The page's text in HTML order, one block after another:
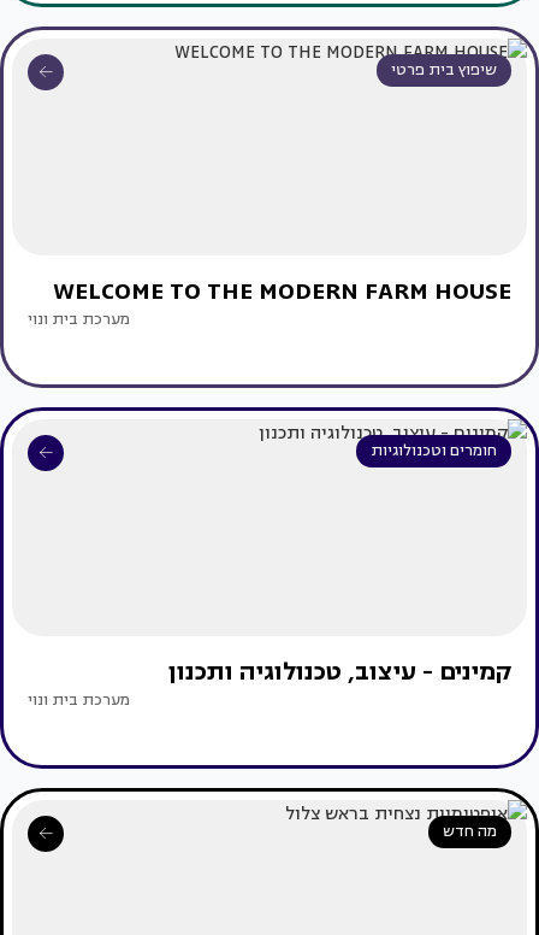
שיפוץ בית פרטי
WELCOME TO THE MODERN FARM HOUSE
מערכת בית ונוי
חומרים וטכנולוגיות
קמינים - עיצוב, טכנולוגיה ותכנון
מערכת בית ונוי
מה חדש